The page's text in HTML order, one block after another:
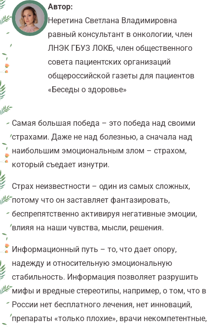
Автор:
Неретина Светлана Владимировна
равный консультант в онкологии, член
ЛНЭК ГБУЗ ЛОКБ, член общественного
совета пациентских организаций
общероссийской газеты для пациентов
«Беседы о здоровье»
Самая большая победа – это победа над своими
страхами. Даже не над болезнью, а сначала над
наибольшим эмоциональным злом – страхом,
который съедает изнутри.
Страх неизвестности – один из самых сложных,
потому что он заставляет фантазировать,
беспрепятственно активируя негативные эмоции,
влияя на наши чувства, мысли, решения.
Информационный путь – то, что дает опору,
надежду и относительную эмоциональную
стабильность. Информация позволяет разрушить
мифы и вредные стереотипы, например, о том, что в
России нет бесплатного лечения, нет инноваций,
препараты «только плохие», врачи некомпетентные,